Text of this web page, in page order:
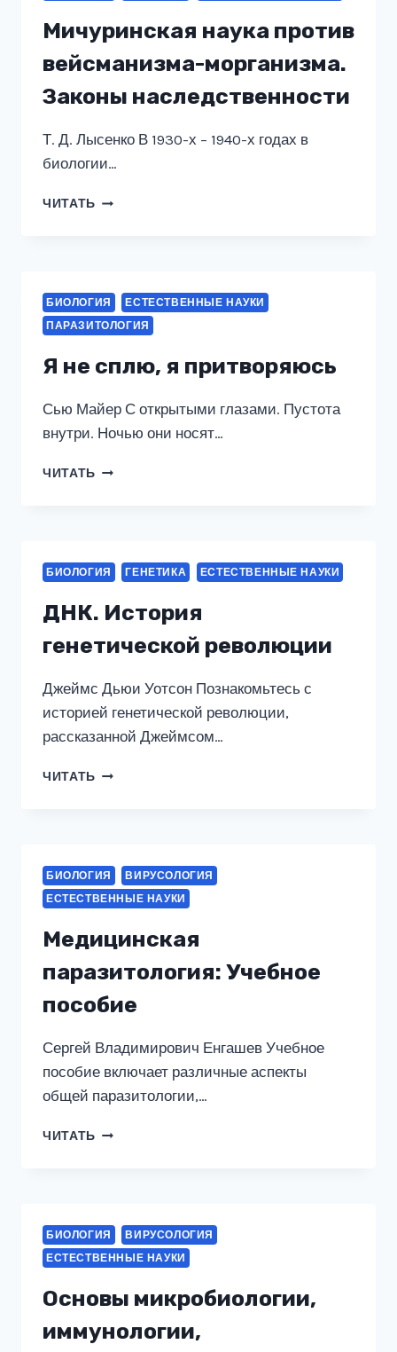
И
С
НЕЙ
Мичуринская наука против
вейсманизма-морганизма.
Законы наследственности
Т. Д. Лысенко В 1930-х – 1940-х годах в
биологии…
ЧИТАТЬ МИЧУРИНСКАЯ
ЗАКОНЫ
НАСЛЕДСТВЕННОСТИ
БИОЛОГИЯ
ЕСТЕСТВЕННЫЕ НАУКИ
ПАРАЗИТОЛОГИЯ
Я не сплю, я притворяюсь
Сью Майер С открытыми глазами. Пустота
внутри. Ночью они носят…
ЧИТАТЬ Я
БИОЛОГИЯ ГЕНЕТИКА ЕСТЕСТВЕННЫЕ НАУКИ
ДНК. История
генетической революции
Джеймс Дьюи Уотсон Познакомьтесь с
историей генетической революции,
рассказанной Джеймсом…
ЧИТАТЬ ДНК.
БИОЛОГИЯ
ВИРУСОЛОГИЯ
ЕСТЕСТВЕННЫЕ НАУКИ
Медицинская
паразитология: Учебное
пособие
Сергей Владимирович Енгашев Учебное
пособие включает различные аспекты
общей паразитологии,…
ЧИТАТЬ МЕДИЦИНСКАЯ
БИОЛОГИЯ
ВИРУСОЛОГИЯ
ЕСТЕСТВЕННЫЕ НАУКИ
Основы микробиологии,
иммунологии,